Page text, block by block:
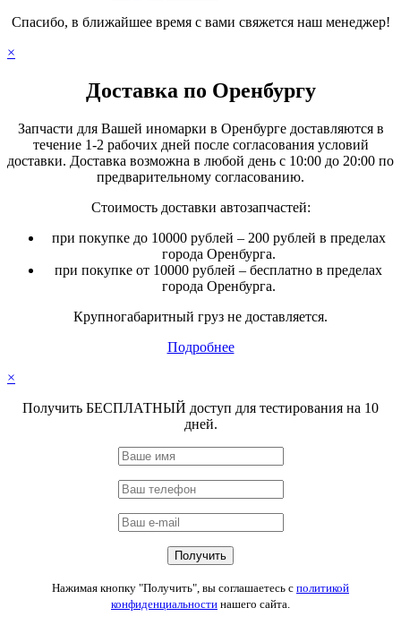
Спасибо, в ближайшее время с вами свяжется наш менеджер!
×
Доставка по Оренбургу
Запчасти для Вашей иномарки в Оренбурге доставляются в
течение 1-2 рабочих дней после согласования условий
доставки. Доставка возможна в любой день с 10:00 до 20:00 по
предварительному согласованию.
Стоимость доставки автозапчастей:
при покупке до 10000 рублей – 200 рублей в пределах
города Оренбурга.
при покупке от 10000 рублей – бесплатно в пределах
города Оренбурга.
Крупногабаритный груз не доставляется.
Подробнее
×
Получить БЕСПЛАТНЫЙ доступ для тестирования на 10
дней.
Нажимая кнопку "Получить", вы соглашаетесь с политикой
конфиденциальности нашего сайта.